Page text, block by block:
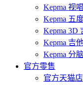
Kepma 视
Kepma 五
Kepma 3D
Kepma 吉
Kepma 分
官方零售
官方天猫店